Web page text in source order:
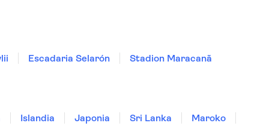
Escadaria Selarón
Stadion Maracanã
Islandia Japonia Sri Lanka
Maroko